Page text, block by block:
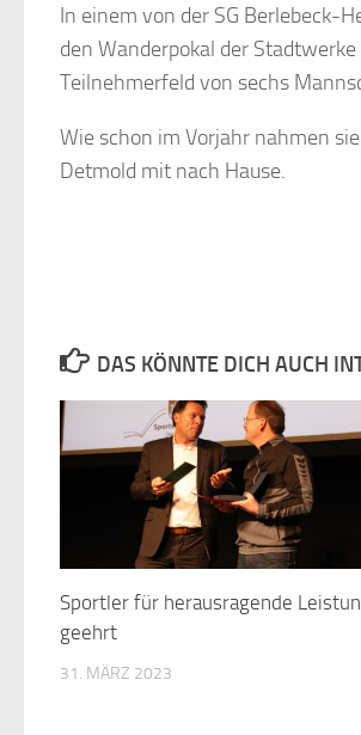
In einem von der SG Berlebeck-
den Wanderpokal der
Teilnehmerfeld von sechs
Wie schon im Vorjahr nahmen
Detmold mit nach Hause.
DAS KÖNNTE DICH AUCH
Sportler für herausragende
geehrt
31. MÄRZ 2023